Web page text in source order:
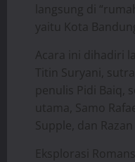
langsung di
yaitu Kota
Acara ini dihadiri
Titin Suryani,
penulis Pidi Baiq,
utama, Samo
Supple, dan Razan
Eksplorasi